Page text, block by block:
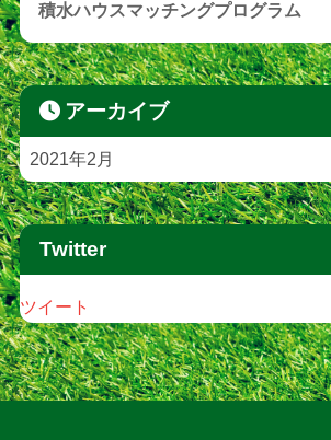
積水ハウスマッチングプログラム
アーカイブ
Twitter
ツイート